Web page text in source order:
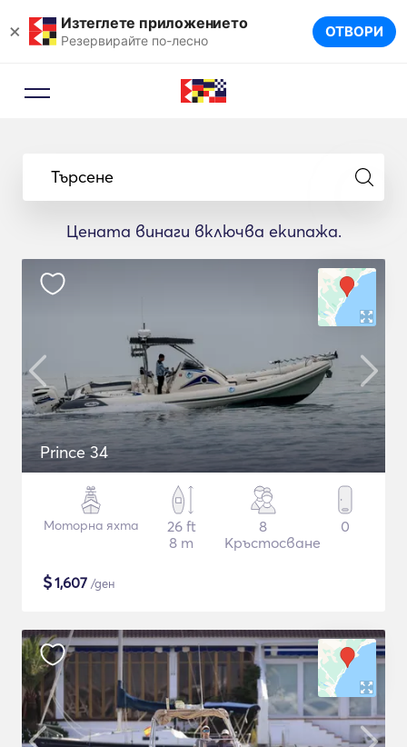
× Изтеглете приложението
Резервирайте по-лесно ОТВОРИ
Търсене
Цената винаги включва екипажа.
Prince 34
Моторна яхта
26 ft
8 m
8
Кръстосване
0
$1,607 /ден